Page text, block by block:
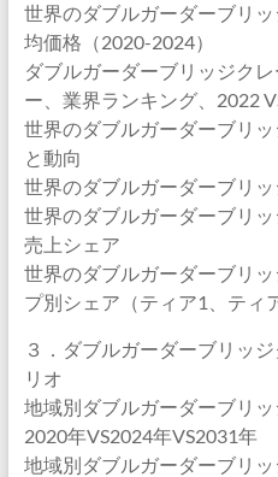
世界のダブルガーダーブリ
均価格（2020-2024）
ダブルガーダーブリッジク
ー、業界ランキング、2022
世界のダブルガーダーブリ
と動向
世界のダブルガーダーブリ
世界のダブルガーダーブリ
売上シェア
世界のダブルガーダーブリ
プ別シェア（ティア1、ティ
３．ダブルガーダーブリッ
リオ
地域別ダブルガーダーブリ
2020年VS2024年VS2031年
地域別ダブルガーダーブリッ